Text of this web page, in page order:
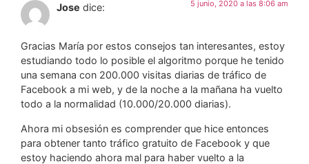
Jose dice: 5 junio, 2020 a las 8:06 am
Gracias María por estos consejos tan interesantes, estoy
estudiando todo lo posible el algoritmo porque he tenido
una semana con 200.000 visitas diarias de tráfico de
Facebook a mi web, y de la noche a la mañana ha vuelto
todo a la normalidad (10.000/20.000 diarias).
Ahora mi obsesión es comprender que hice entonces
para obtener tanto tráfico gratuito de Facebook y que
estoy haciendo ahora mal para haber vuelto a la